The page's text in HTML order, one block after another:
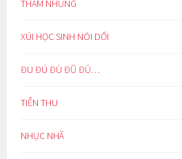
THAM NHŨNG
XÚI HỌC SINH NÓI DỐI
ĐU ĐÚ ĐÙ ĐŨ ĐỦ…
TIỄN THU
NHỤC NHÃ